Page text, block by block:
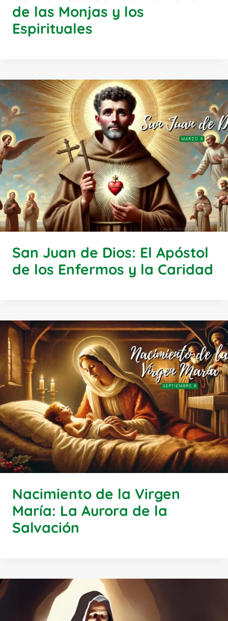
de las Monjas y los
Espirituales
San Juan de Dios: El Apóstol
de los Enfermos y la Caridad
Nacimiento de la Virgen
María: La Aurora de la
Salvación